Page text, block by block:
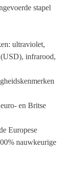
stapel
ultraviolet,
(USD), infrarood,
en Britse
Europese
nauwkeurige